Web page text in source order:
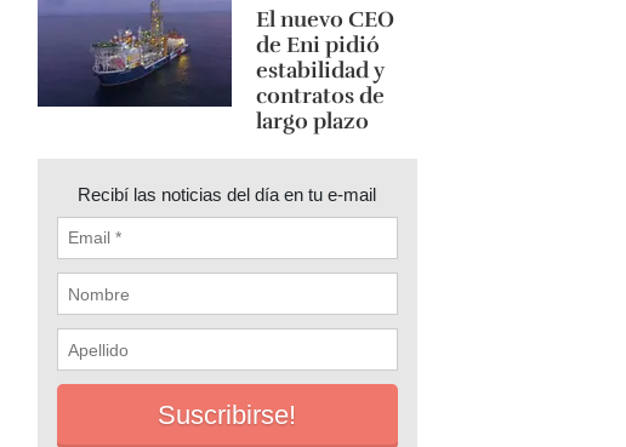
El nuevo CEO
de Eni pidió
estabilidad y
contratos de
largo plazo
Recibí las noticias del día en tu e-mail